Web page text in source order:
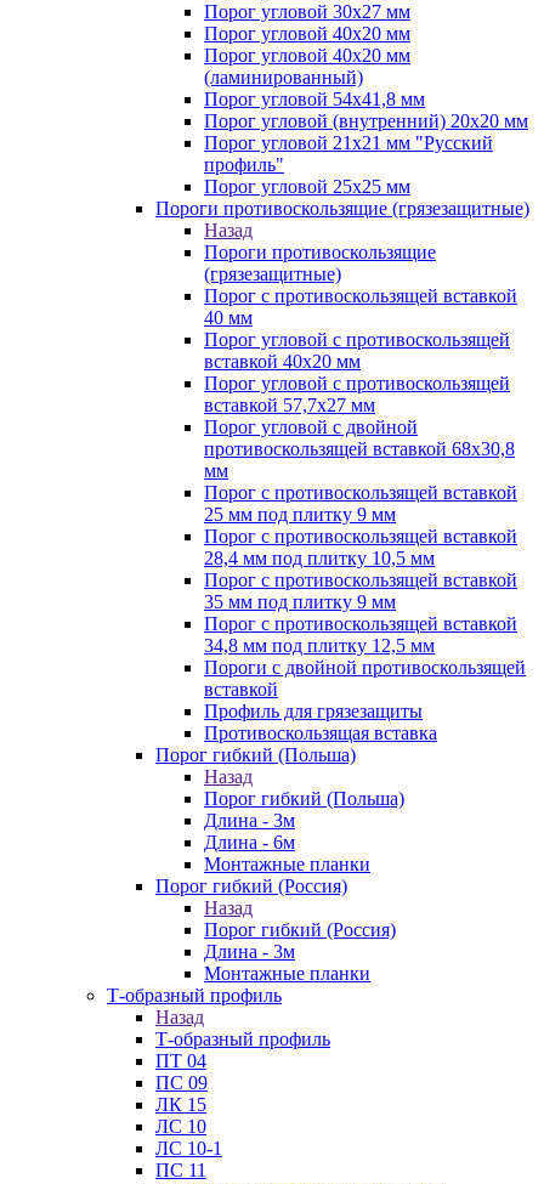
Порог угловой 30х27 мм
Порог угловой 40х20 мм
Порог угловой 40х20 мм
(ламинированный)
Порог угловой 54х41,8 мм
Порог угловой (внутренний) 20х20 мм
Порог угловой 21х21 мм "Русский
профиль"
Порог угловой 25х25 мм
Пороги противоскользящие (грязезащитные)
Назад
Пороги противоскользящие
(грязезащитные)
Порог с противоскользящей вставкой
40 мм
Порог угловой с противоскользящей
вставкой 40х20 мм
Порог угловой с противоскользящей
вставкой 57,7х27 мм
Порог угловой с двойной
противоскользящей вставкой 68х30,8
мм
Порог с противоскользящей вставкой
25 мм под плитку 9 мм
Порог с противоскользящей вставкой
28,4 мм под плитку 10,5 мм
Порог с противоскользящей вставкой
35 мм под плитку 9 мм
Порог с противоскользящей вставкой
34,8 мм под плитку 12,5 мм
Пороги с двойной противоскользящей
вставкой
Профиль для грязезащиты
Противоскользящая вставка
Порог гибкий (Польша)
Назад
Порог гибкий (Польша)
Длина - 3м
Длина - 6м
Монтажные планки
Порог гибкий (Россия)
Назад
Порог гибкий (Россия)
Длина - 3м
Монтажные планки
Т-образный профиль
Назад
Т-образный профиль
ПТ 04
ПС 09
ЛК 15
ЛС 10
ЛС 10-1
ПС 11